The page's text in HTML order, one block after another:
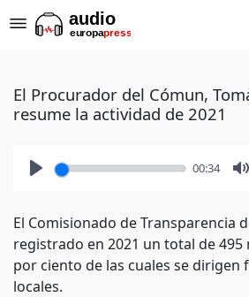
El Procurador del Cómun,
resume la actividad de 2021
00:34
El Comisionado de Transparencia
registrado en 2021 un total de 495
por ciento de las cuales se dirigen
locales.